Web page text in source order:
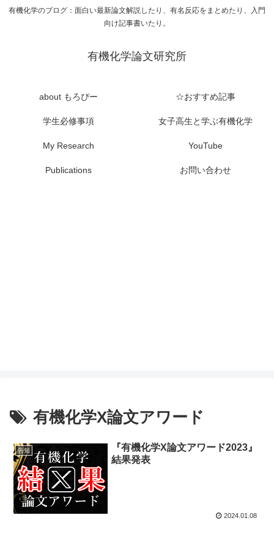
有機化学のブログ：面白い最新論文解説したり、有名反応をまとめたり、入門
向け記事書いたり。
有機化学論文研究所
about もろぴー ☆おすすめ記事
学生必修事項 女子高生と学ぶ有機化学
My Research YouTube
Publications お問い合わせ
有機化学X論文アワード
告知
『有機化学X論文アワード2023』
結果発表
2024.01.08